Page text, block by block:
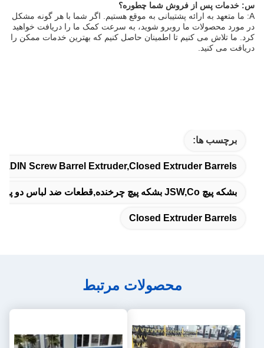
س: خدمات پس از فروش شما چطوره؟
A: ما متعهد به ارائه پشتیبانی به موقع هستیم. اگر شما با هر گونه مشکل
در مورد محصولات ما روبرو شوید، به سرعت کمک ما را دریافت خواهید
کرد. ما تلاش می کنیم تا اطمینان حاصل کنیم که بهترین خدمات ممکن را
دریافت می کنید.
برچسب ها:
Screw Barrel Extruder,Closed Extruder Barrels
بشکه پیچ JSW,Co بشکه پیچ چرخنده,قطعات ضد لباس دو پیچ Extruder
Closed Extruder Barrels
محصولات مرتبط